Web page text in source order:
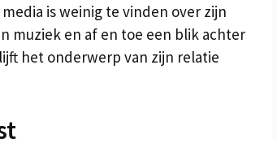
is weinig te vinden over zijn
muziek en af en toe een blik achter
het onderwerp van zijn relatie